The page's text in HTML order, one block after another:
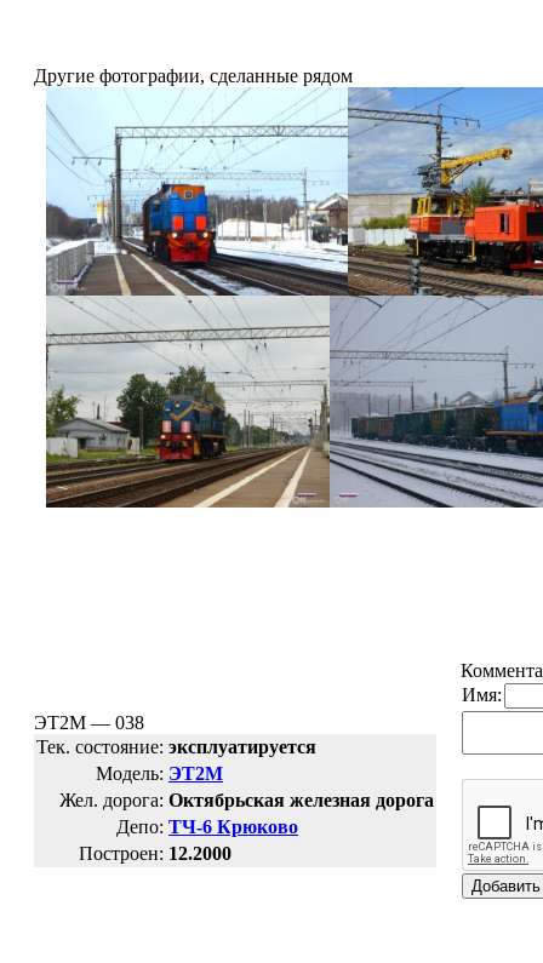
Другие фотографии, сделанные рядом
ЭТ2М — 038
Тек. состояние: эксплуатируется
Модель: ЭТ2М
Жел. дорога: Октябрьская железная дорога
Депо: ТЧ-6 Крюково
Построен: 12.2000
Имя: